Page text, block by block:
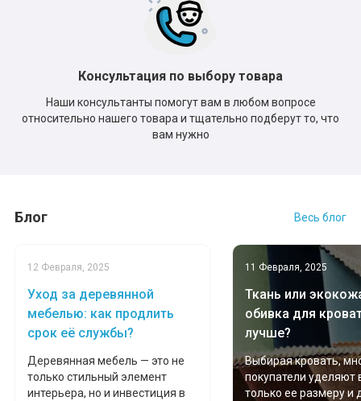
Консультация по выбору товара
Наши консультанты помогут вам в любом вопросе
относительно нашего товара и тщательно подберут то, что
вам нужно
Блог Весь блог
12 Февраля, 2025
Уход за деревянной
мебелью: как продлить
срок её службы?
Деревянная мебель — это не
только стильный элемент
интерьера, но и инвестиция в
11 Февраля, 2025
Ткань или
обивка для
лучше?
Выбирая кровать,
покупатели уделяют
только ее размеру и